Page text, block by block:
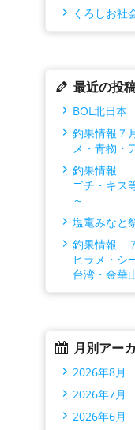
くろしお社
最近の投
BOL北日
釣果情報
メ・青物・
釣果情
ゴチ・キス
～
塩竃みなと
釣果情報
ヒラメ・シ
台湾・金華
月別アー
2026年8月
2026年7月
2026年6月